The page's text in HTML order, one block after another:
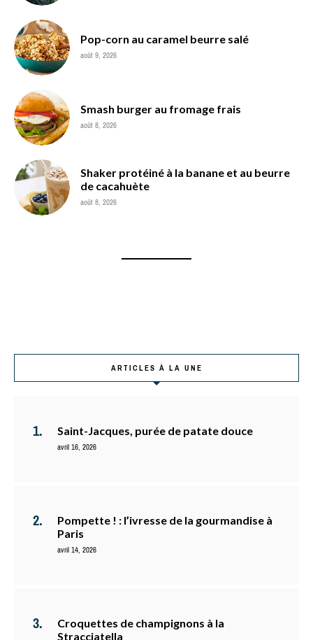
Pop-corn au caramel beurre salé
août 9, 2026
Smash burger au fromage frais
août 8, 2026
Shaker protéiné à la banane et au beurre
de cacahuète
août 8, 2026
ARTICLES À LA UNE
Saint-Jacques, purée de patate douce
avril 16, 2026
Pompette ! : l’ivresse de la gourmandise à
Paris
avril 14, 2026
Croquettes de champignons à la
Stracciatella